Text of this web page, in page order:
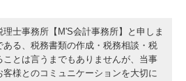
士事務所【M'S会計事務所】と申しま
る、税務書類の作成・税務相談・税
とは言うまでもありませんが、当事
様とのコミュニケーションを大切に